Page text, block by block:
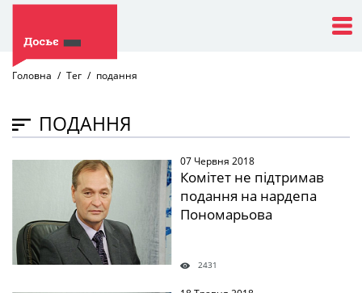
Головна Тег подання
ПОДАННЯ
07 Червня 2018
Комітет не підтримав
подання на нардепа
Пономарьова
2431